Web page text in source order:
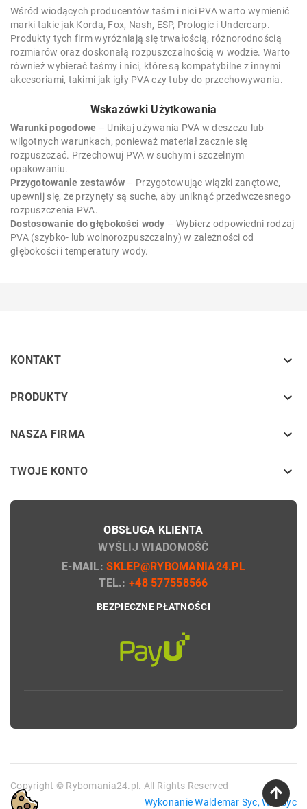
Wśród wiodących producentów taśm i nici PVA warto wymienić
marki takie jak Korda, Fox, Nash, ESP, Prologic i Undercarp.
Produkty tych firm wyróżniają się trwałością, różnorodnością
rozmiarów oraz doskonałą rozpuszczalnością w wodzie. Warto
również wybierać taśmy i nici, które są kompatybilne z innymi
akcesoriami, takimi jak igły PVA czy tuby do przechowywania.
Wskazówki Użytkowania
Warunki pogodowe – Unikaj używania PVA w deszczu lub
wilgotnych warunkach, ponieważ materiał zacznie się
rozpuszczać. Przechowuj PVA w suchym i szczelnym
opakowaniu.
Przygotowanie zestawów – Przygotowując wiązki zanętowe,
upewnij się, że przynęty są suche, aby uniknąć przedwczesnego
rozpuszczenia PVA.
Dostosowanie do głębokości wody – Wybierz odpowiedni rodzaj
PVA (szybko- lub wolnorozpuszczalny) w zależności od
głębokości i temperatury wody.
KONTAKT 
PRODUKTY keyboard_arrow_down
NASZA FIRMA keyboard_arrow_down
TWOJE KONTO 
OBSŁUGA KLIENTA
WYŚLIJ WIADOMOŚĆ
E-MAIL:SKLEP@RYBOMANIA24.PL
TEL.:+48 577558566
BEZPIECZNE PŁATNOŚCI
Copyright © Rybomania24.pl. All Rights Reserved
Wykonanie Waldemar Syc, WebSyc